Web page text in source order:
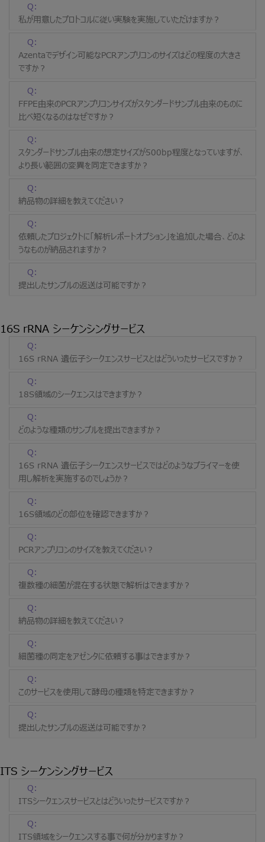
Q:
私が用意したプロトコルに従い実験を実施していただけますか？
Q:
Azentaでデザイン可能なPCRアンプリコンのサイズはどの程度の大きさ
ですか？
Q:
FFPE由来のPCRアンプリコンサイズがスタンダードサンプル由来のものに
比べ短くなるのはなぜですか？
Q:
スタンダードサンプル由来の想定サイズが500bp程度となっていますが、
より長い範囲の変異を同定できますか？
Q:
納品物の詳細を教えてください？
Q:
依頼したプロジェクトに「解析レポートオプション」を追加した場合、どのよ
うなものが納品されますか？
Q:
提出したサンプルの返送は可能ですか？
16S rRNA シーケンシングサービス
Q:
16S rRNA 遺伝子シークエンスサービスとはどういったサービスですか？
Q:
18S領域のシークエンスはできますか？
Q:
どのような種類のサンプルを提出できますか？
Q:
16S rRNA 遺伝子シークエンスサービスではどのようなプライマーを使
用し解析を実施するのでしょうか？
Q:
16S領域のどの部位を確認できますか？
Q:
PCRアンプリコンのサイズを教えてください？
Q:
複数種の細菌が混在する状態で解析はできますか？
Q:
納品物の詳細を教えてください？
Q:
細菌種の同定をアゼンタに依頼する事はできますか？
Q:
このサービスを使用して酵母の種類を特定できますか？
Q:
提出したサンプルの返送は可能ですか？
ITS シーケンシングサービス
Q:
ITSシークエンスサービスとはどういったサービスですか？
Q:
ITS領域をシークエンスする事で何が分かりますか？